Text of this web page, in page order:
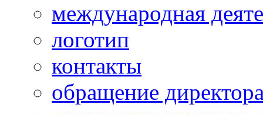
международная
логотип
контакты
обращение